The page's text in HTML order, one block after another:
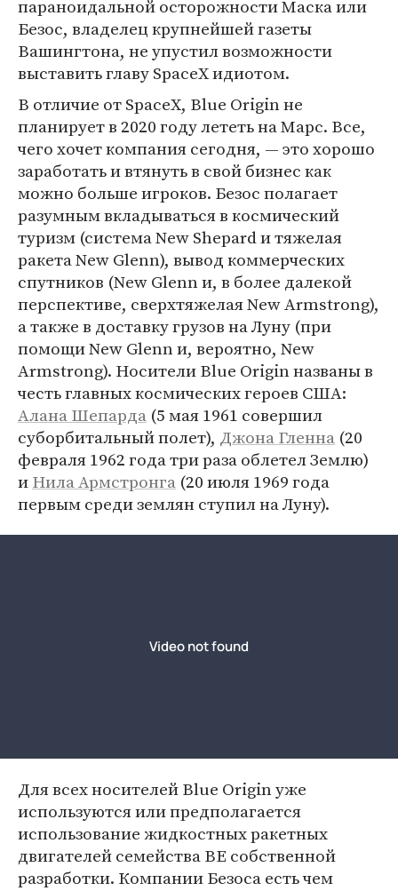
параноидальной осторожности Маска или
Безос, владелец крупнейшей газеты
Вашингтона, не упустил возможности
выставить главу SpaceX идиотом.
В отличие от SpaceX, Blue Origin не
планирует в 2020 году лететь на Марс. Все,
чего хочет компания сегодня, — это хорошо
заработать и втянуть в свой бизнес как
можно больше игроков. Безос полагает
разумным вкладываться в космический
туризм (система New Shepard и тяжелая
ракета New Glenn), вывод коммерческих
спутников (New Glenn и, в более далекой
перспективе, сверхтяжелая New Armstrong),
а также в доставку грузов на Луну (при
помощи New Glenn и, вероятно, New
Armstrong). Носители Blue Origin названы в
честь главных космических героев США:
Алана Шепарда (5 мая 1961 совершил
суборбитальный полет), Джона Гленна (20
февраля 1962 года три раза облетел Землю)
иНила Армстронга (20 июля 1969 года
первым среди землян ступил на Луну).
Для всех носителей Blue Origin уже
используются или предполагается
использование жидкостных ракетных
двигателей семейства BE собственной
разработки. Компании Безоса есть чем